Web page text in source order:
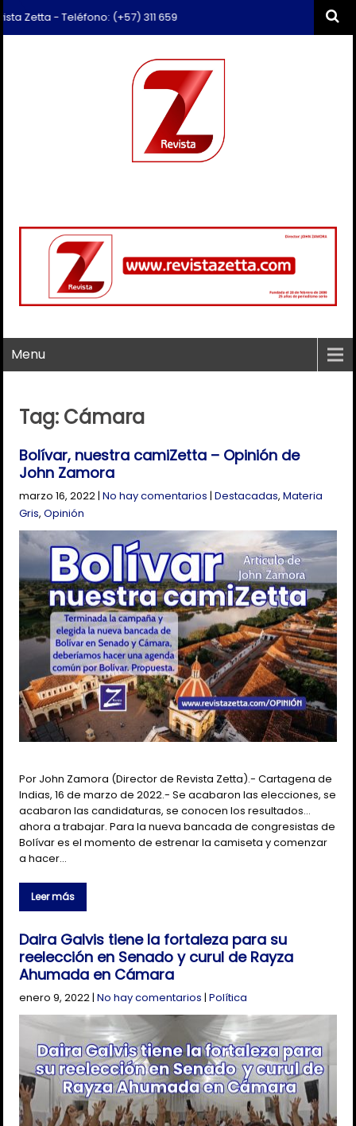
- Teléfono: (+57) 311 659 6374 - Correo: revista.zetta@gmail.com
Menu
Tag: Cámara
Bolívar, nuestra camiZetta – Opinión de
John Zamora
marzo 16, 2022|No hay comentarios |Destacadas,Materia
Gris,Opinión
Por John Zamora (Director de Revista Zetta).- Cartagena de
Indias, 16 de marzo de 2022.- Se acabaron las elecciones, se
acabaron las candidaturas, se conocen los resultados…
ahora a trabajar. Para la nueva bancada de congresistas de
Bolívar es el momento de estrenar la camiseta y comenzar
a hacer…
Leer más
Daira Galvis tiene la fortaleza para su
reelección en Senado y curul de Rayza
Ahumada en Cámara
enero 9, 2022|No hay comentarios |Política